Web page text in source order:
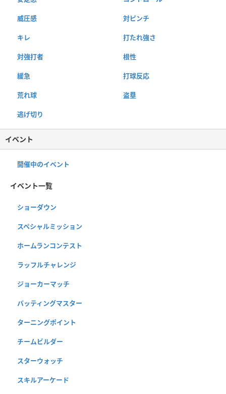
威圧感 対ピンチ
キレ 打たれ強さ
対強打者 根性
緩急 打球反応
荒れ球 盗塁
逃げ切り
イベント
開催中のイベント
イベント一覧
ショーダウン
スペシャルミッション
ホームランコンテスト
ラッフルチャレンジ
ジョーカーマッチ
バッティングマスター
ターニングポイント
チームビルダー
スターウォッチ
スキルアーケード